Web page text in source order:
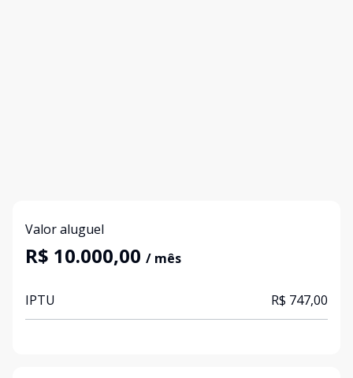
Valor aluguel
R$ 10.000,00 / mês
IPTU R$ 747,00